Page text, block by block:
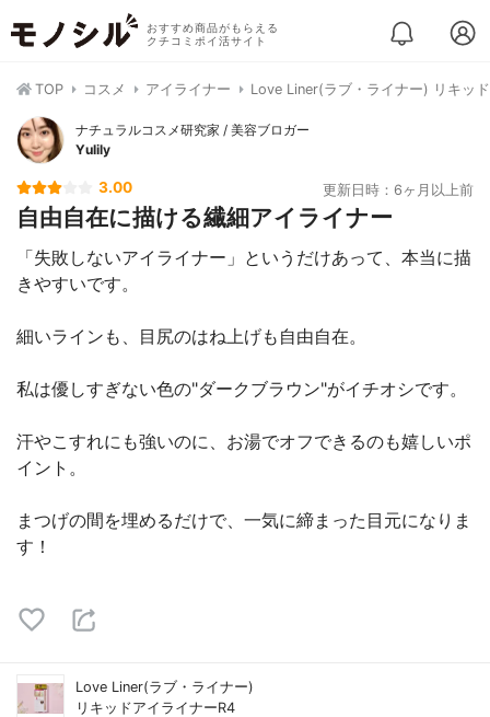
おすすめ商品がもらえる
クチコミポイ活サイト
TOP コスメ アイライナー Love Liner(ラブ・ライナー) リキッ
ナチュラルコスメ研究家 / 美容ブロガー
Yulily
3.00 更新日時：6ヶ月以上前
自由自在に描ける繊細アイライナー
「失敗しないアイライナー」というだけあって、本当に描
きやすいです。
細いラインも、目尻のはね上げも自由自在。
私は優しすぎない色の"ダークブラウン"がイチオシです。
汗やこすれにも強いのに、お湯でオフできるのも嬉しいポ
イント。
まつげの間を埋めるだけで、一気に締まった目元になりま
す！
Love Liner(ラブ・ライナー)
リキッドアイライナーR4